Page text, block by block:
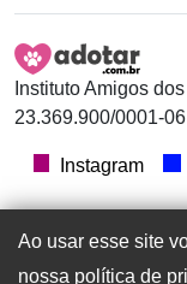
Instituto Amigos
23.369.900/0001-
Instagram
Ao usar esse site
nossa política de